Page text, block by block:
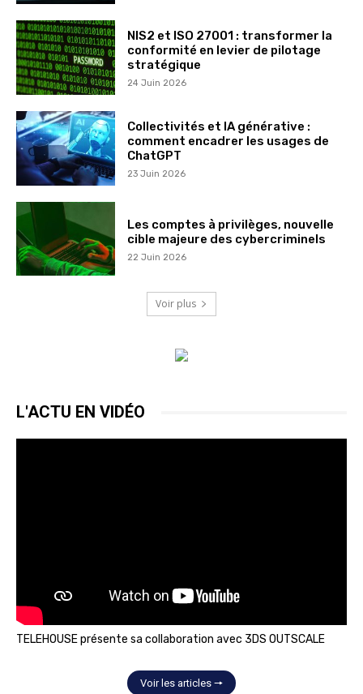
NIS2 et ISO 27001 : transformer la
conformité en levier de pilotage
stratégique
24 Juin 2026
Collectivités et IA générative :
comment encadrer les usages de
ChatGPT
23 Juin 2026
Les comptes à privilèges, nouvelle
cible majeure des cybercriminels
22 Juin 2026
Voir plus
L'ACTU EN VIDÉO
TELEHOUSE présente sa collaboration avec 3DS OUTSCALE
Voir les articles 🠖